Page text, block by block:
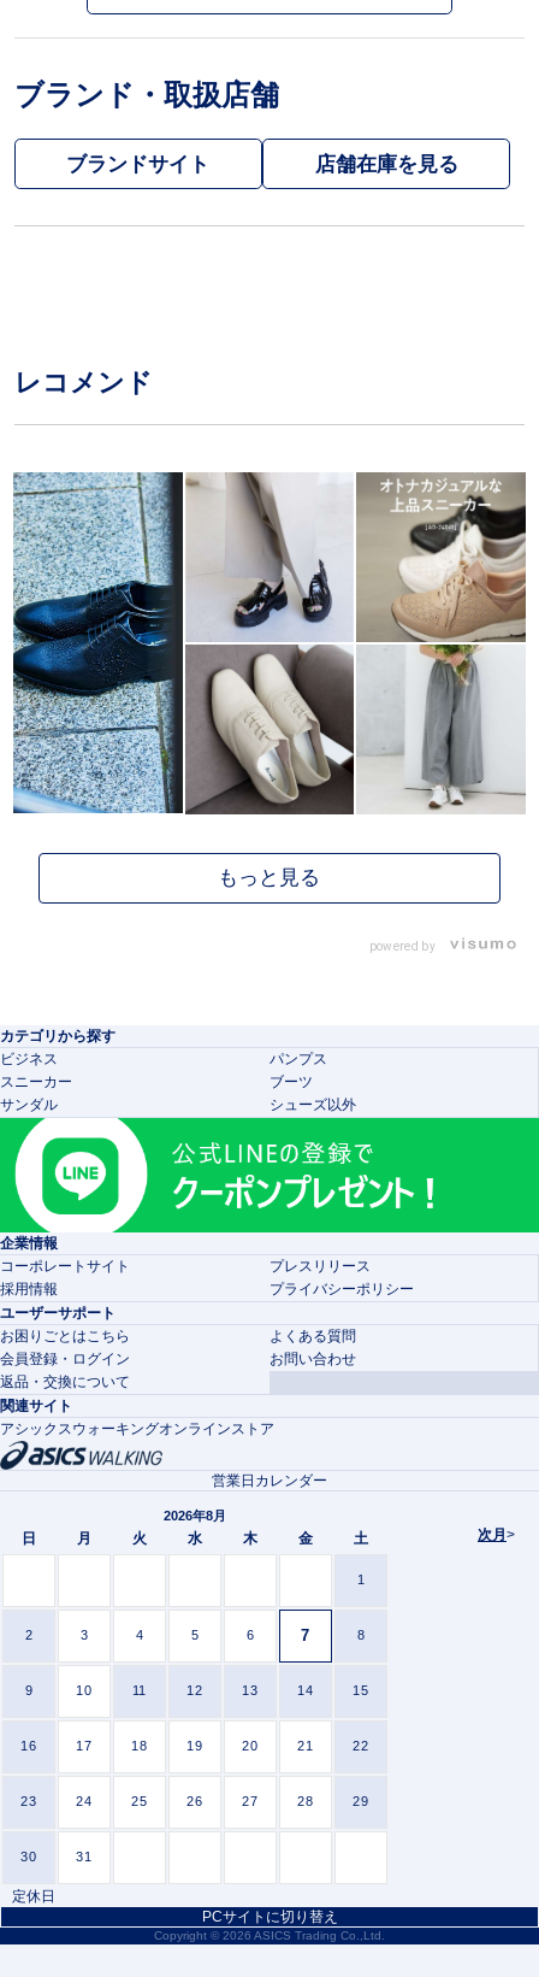
ブランド・取扱店舗
ブランドサイト
レコメンド
powered by
カテゴリから探す
ビジネス
パンプス
スニーカー
ブーツ
サンダル
シューズ以外
企業情報
コーポレートサイト
プレスリリース
採用情報
プライバシーポリシー
ユーザーサポート
お困りごとはこちら
よくある質問
会員登録・ログイン
お問い合わせ
返品・交換について
関連サイト
アシックスウォーキングオンラインストア
次月>
営業日カレンダー
2026年8月
日 月 火 水 木 金 土
1
2 3 4 5 6 7 8
9 10 11 12 13 14 15
16 17 18 19 20 21 22
23 24 25 26 27 28 29
30 31
定休日
PCサイトに切り替え
Copyright © 2026 ASICS Trading Co.,Ltd.